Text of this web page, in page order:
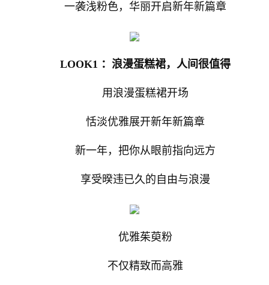
一袭浅粉色，华丽开启新年新篇章
LOOK1 ：浪漫蛋糕裙，人间很值得
用浪漫蛋糕裙开场
恬淡优雅展开新年新篇章
新一年，把你从眼前指向远方
享受暌违已久的自由与浪漫
优雅茱萸粉
不仅精致而高雅